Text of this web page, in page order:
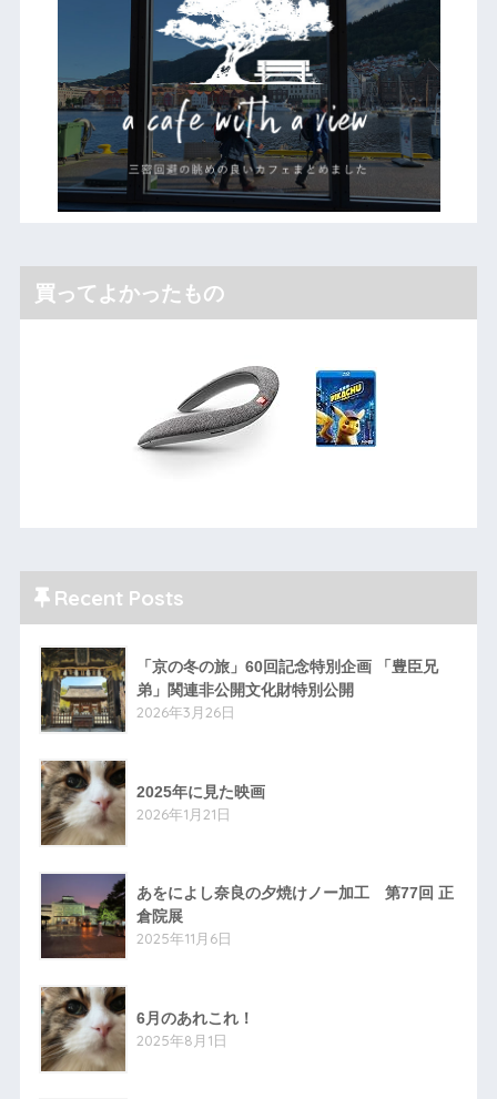
買ってよかったもの
Recent Posts
「京の冬の旅」60回記念特別企画 「豊臣兄
弟」関連非公開文化財特別公開
2026年3月26日
2025年に見た映画
2026年1月21日
あをによし奈良の夕焼けノー加工 第77回 正
倉院展
2025年11月6日
6月のあれこれ！
2025年8月1日